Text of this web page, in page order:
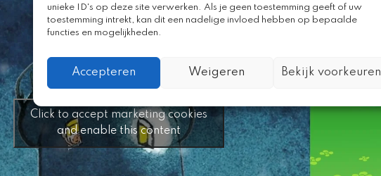
unieke ID's op deze site verwerken. Als je geen toestemming geeft of uw
toestemming intrekt, kan dit een nadelige invloed hebben op bepaalde
functies en mogelijkheden.
Accepteren Weigeren Bekijk voorkeuren
Click to accept marketing cookies
and enable this content